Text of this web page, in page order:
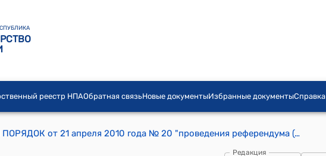
реестр НПАОбратная связьНовые документыИзбранные документыСправка
ВРЕМЕННЫЙ ПОРЯДОК от 21 апреля 2010 года № 20 "проведения референдума (всенародного голосования) Кыргызской Республики, назначенного на 27 июня 2010 года"
Редакция